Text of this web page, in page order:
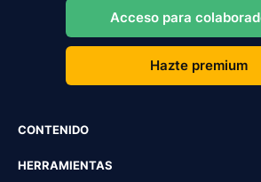
Acceso para
Hazte premium
CONTENIDO
HERRAMIENTAS